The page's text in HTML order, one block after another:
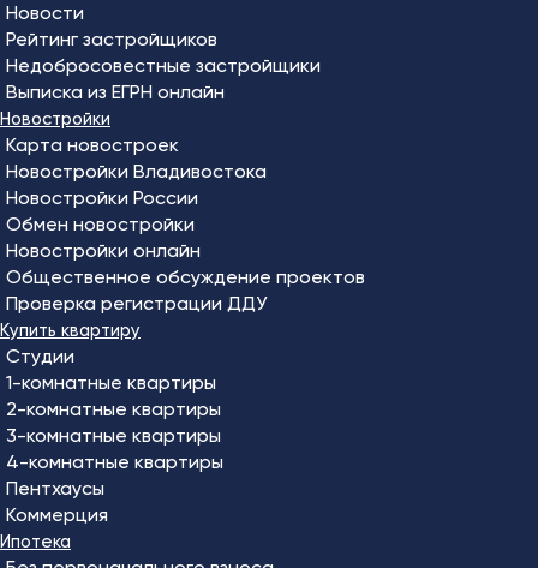
Новости
Рейтинг застройщиков
Недобросовестные застройщики
Выписка из ЕГРН онлайн
Новостройки
Карта новостроек
Новостройки Владивостока
Новостройки России
Обмен новостройки
Новостройки онлайн
Общественное обсуждение проектов
Проверка регистрации ДДУ
Купить квартиру
Студии
1-комнатные квартиры
2-комнатные квартиры
3-комнатные квартиры
4-комнатные квартиры
Пентхаусы
Коммерция
Ипотека